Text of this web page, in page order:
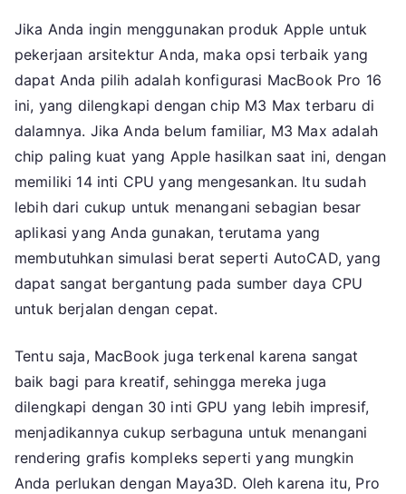
Jika Anda ingin menggunakan produk Apple untuk
pekerjaan arsitektur Anda, maka opsi terbaik yang
dapat Anda pilih adalah konfigurasi MacBook Pro 16
ini, yang dilengkapi dengan chip M3 Max terbaru di
dalamnya. Jika Anda belum familiar, M3 Max adalah
chip paling kuat yang Apple hasilkan saat ini, dengan
memiliki 14 inti CPU yang mengesankan. Itu sudah
lebih dari cukup untuk menangani sebagian besar
aplikasi yang Anda gunakan, terutama yang
membutuhkan simulasi berat seperti AutoCAD, yang
dapat sangat bergantung pada sumber daya CPU
untuk berjalan dengan cepat.
Tentu saja, MacBook juga terkenal karena sangat
baik bagi para kreatif, sehingga mereka juga
dilengkapi dengan 30 inti GPU yang lebih impresif,
menjadikannya cukup serbaguna untuk menangani
rendering grafis kompleks seperti yang mungkin
Anda perlukan dengan Maya3D. Oleh karena itu, Pro